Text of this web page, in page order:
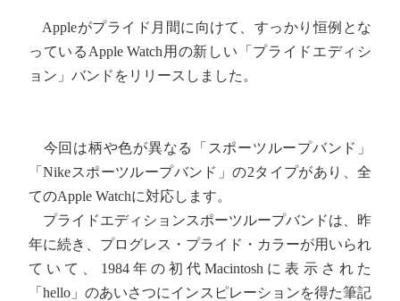
Appleがプライド月間に向けて、すっかり恒例とな
っているApple Watch用の新しい「プライドエディシ
ョン」バンドをリリースしました。
今回は柄や色が異なる「スポーツループバンド」
「Nikeスポーツループバンド」の2タイプがあり、全
てのApple Watchに対応します。
プライドエディションスポーツループバンドは、昨
年に続き、プログレス・プライド・カラーが用いられ
ていて、1984年の初代Macintoshに表示された
「hello」のあいさつにインスピレーションを得た筆記